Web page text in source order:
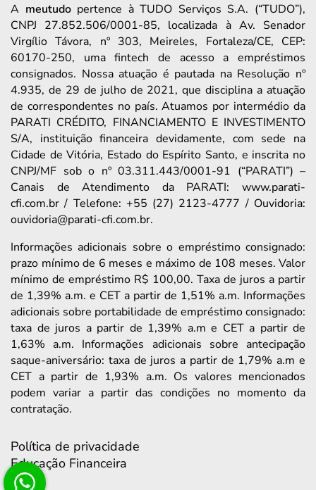
A meutudopertence à TUDO Serviços S.A. (“TUDO”),
CNPJ 27.852.506/0001-85, localizada à Av. Senador
Virgílio Távora, nº 303, Meireles, Fortaleza/CE, CEP:
60170-250, uma fintech de acesso a empréstimos
consignados. Nossa atuação é pautada na Resolução nº
4.935, de 29 de julho de 2021, que disciplina a atuação
de correspondentes no país. Atuamos por intermédio da
PARATI CRÉDITO, FINANCIAMENTO E INVESTIMENTO
S/A, instituição financeira devidamente, com sede na
Cidade de Vitória, Estado do Espírito Santo, e inscrita no
CNPJ/MF sob o nº 03.311.443/0001-91 (“PARATI”) –
Canais de Atendimento da PARATI: www.parati-
cfi.com.br / Telefone: +55 (27) 2123-4777 / Ouvidoria:
ouvidoria@parati-cfi.com.br.
Informações adicionais sobre o empréstimo consignado:
prazo mínimo de 6 meses e máximo de 108 meses. Valor
mínimo de empréstimo R$ 100,00. Taxa de juros a partir
de 1,39% a.m. e CET a partir de 1,51% a.m. Informações
adicionais sobre portabilidade de empréstimo consignado:
taxa de juros a partir de 1,39% a.m e CET a partir de
1,63% a.m. Informações adicionais sobre antecipação
saque-aniversário: taxa de juros a partir de 1,79% a.m e
CET a partir de 1,93% a.m. Os valores mencionados
podem variar a partir das condições no momento da
contratação.
Política de privacidade
Educação Financeira